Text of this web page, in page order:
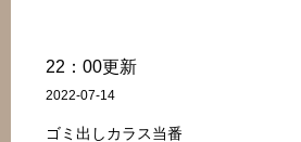
22：00更新
2022-07-14
ゴミ出しカラス当番